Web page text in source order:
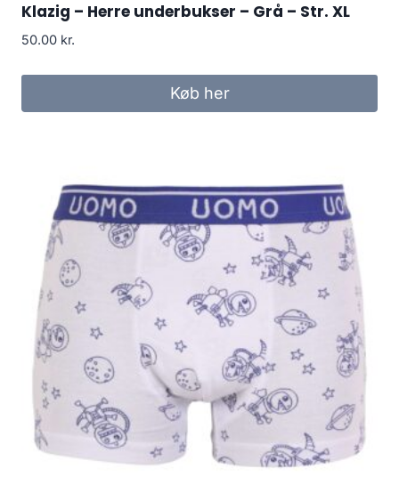
Klazig – Herre underbukser – Grå – Str. XL
50.00 kr.
Køb her